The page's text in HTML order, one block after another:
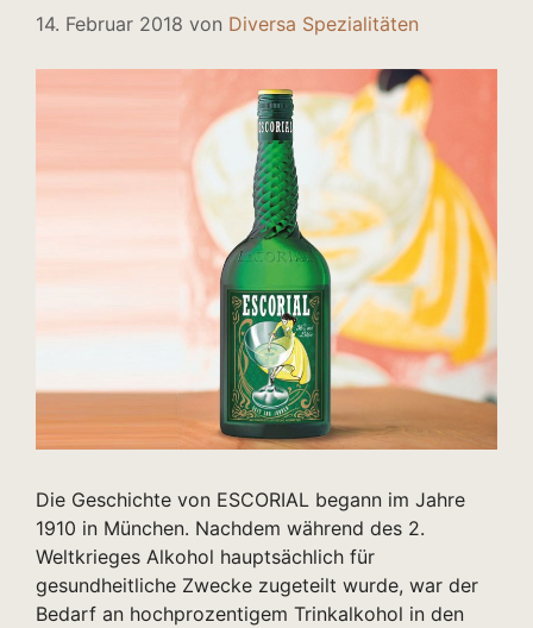
14. Februar 2018 von Diversa Spezialitäten
Die Geschichte von ESCORIAL begann im Jahre
1910 in München. Nachdem während des 2.
Weltkrieges Alkohol hauptsächlich für
gesundheitliche Zwecke zugeteilt wurde, war der
Bedarf an hochprozentigem Trinkalkohol in den